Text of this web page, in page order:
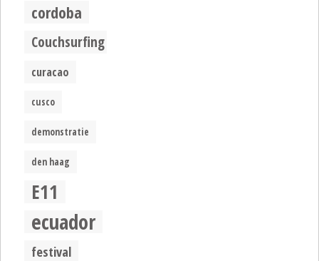
cordoba
Couchsurfing
curacao
cusco
demonstratie
den haag
E11
ecuador
festival